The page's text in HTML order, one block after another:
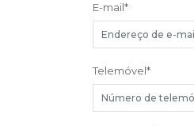
E-mail*
Telemóvel*